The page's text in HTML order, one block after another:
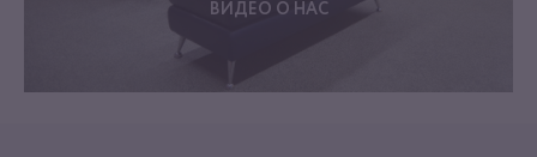
ВИДЕО О НАС